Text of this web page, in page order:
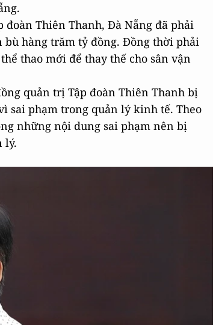
đoàn Thiên Thanh, Đà Nẵng đã phải
bù hàng trăm tỷ đồng. Đồng thời phải
thao mới để thay thế cho sân vận
quản trị Tập đoàn Thiên Thanh bị
sai phạm trong quản lý kinh tế. Theo
những nội dung sai phạm nên bị
lý.